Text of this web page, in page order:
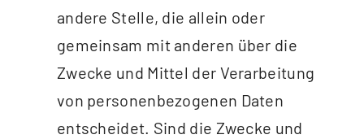
andere Stelle, die allein oder
gemeinsam mit anderen über die
Zwecke und Mittel der Verarbeitung
von personenbezogenen Daten
entscheidet. Sind die Zwecke und